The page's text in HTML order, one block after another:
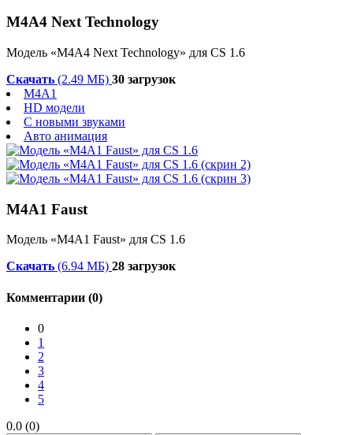
M4A4 Next Technology
Модель «M4A4 Next Technology» для CS 1.6
Скачать (2.49 МБ) 30 загрузок
M4A1
HD модели
С новыми звуками
Авто анимация
M4A1 Faust
Модель «M4A1 Faust» для CS 1.6
Скачать (6.94 МБ) 28 загрузок
Комментарии (0)
0
1
2
3
4
5
0.0 (0)